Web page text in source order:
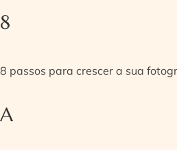
8
8 passos para crescer a sua
A